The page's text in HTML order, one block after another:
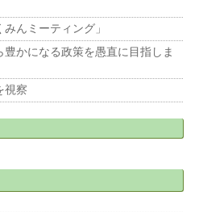
んミーティング」
かになる政策を愚直に目指しま
視察